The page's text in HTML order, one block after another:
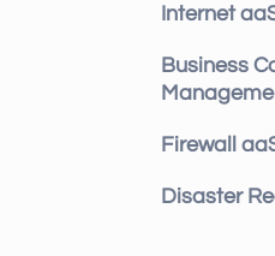
Internet
Business
Firewall
Disaster